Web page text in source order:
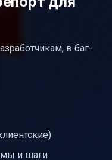
в баг-
и шаги